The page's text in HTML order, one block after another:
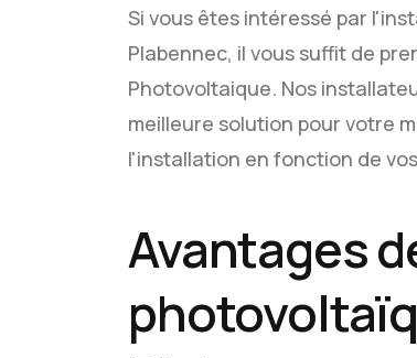
Si vous êtes intéressé par
Plabennec, il vous suffit de
Photovoltaique. Nos
meilleure solution pour votre
l'installation en fonction de
Avantages